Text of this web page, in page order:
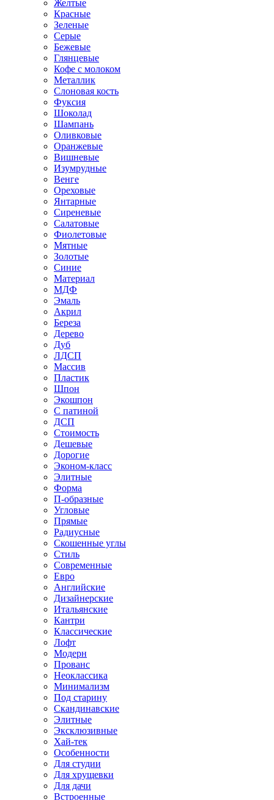
Желтые
Красные
Зеленые
Серые
Бежевые
Глянцевые
Кофе с молоком
Металлик
Слоновая кость
Фуксия
Шоколад
Шампань
Оливковые
Оранжевые
Вишневые
Изумрудные
Венге
Ореховые
Янтарные
Сиреневые
Салатовые
Фиолетовые
Мятные
Золотые
Синие
Материал
МДФ
Эмаль
Акрил
Береза
Дерево
Дуб
ЛДСП
Массив
Пластик
Шпон
Экошпон
С патиной
ДСП
Стоимость
Дешевые
Дорогие
Эконом-класс
Элитные
Форма
П-образные
Угловые
Прямые
Радиусные
Скошенные углы
Стиль
Современные
Евро
Английские
Дизайнерские
Итальянские
Кантри
Классические
Лофт
Модерн
Прованс
Неоклассика
Минимализм
Под старину
Скандинавские
Элитные
Эксклюзивные
Хай-тек
Особенности
Для студии
Для хрущевки
Для дачи
Встроенные